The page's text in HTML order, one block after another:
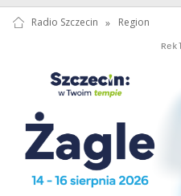
Radio Szczecin » Region